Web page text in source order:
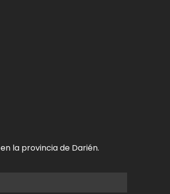
la provincia de Darién.